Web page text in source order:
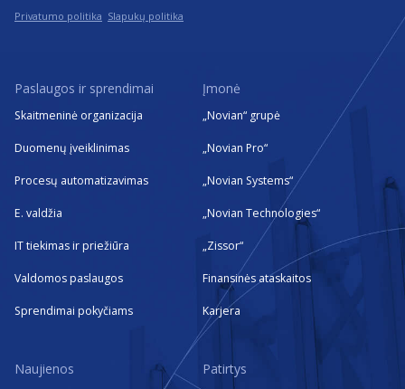
Privatumo politika Slapukų politika
Paslaugos ir sprendimai
Skaitmeninė organizacija
Duomenų įveiklinimas
Procesų automatizavimas
E. valdžia
IT tiekimas ir priežiūra
Valdomos paslaugos
Sprendimai pokyčiams
Įmonė
„Novian“ grupė
„Novian Pro“
„Novian Systems“
„Novian Technologies“
„Zissor“
Finansinės ataskaitos
Karjera
Naujienos Patirtys